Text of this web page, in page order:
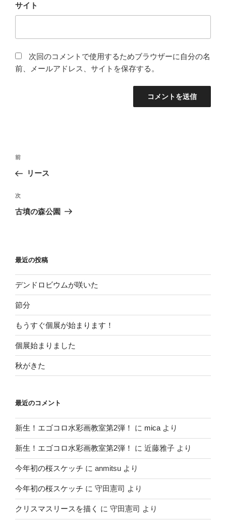
サイト
次回のコメントで使用するためブラウザーに自分の名
前、メールアドレス、サイトを保存する。
投
ナ
ビ
ゲ
ン
過
去
投
稿
前
リース
次
の
次
古墳の森公園
最近の投稿
デンドロビウムが咲いた
節分
もうすぐ個展が始まります！
個展始まりました
秋がきた
最近のコメント
新生！エゴコロ水彩画教室第2弾！ に mica より
新生！エゴコロ水彩画教室第2弾！ に 近藤雅子 より
今年初の桜スケッチ に anmitsu より
今年初の桜スケッチ に 守田憲司 より
クリスマスリースを描く に 守田憲司 より